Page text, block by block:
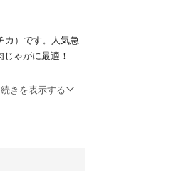
カ）です。人気急
ゃがに最適！
さはバラバラで
すので配送中の痛
続きを表示する